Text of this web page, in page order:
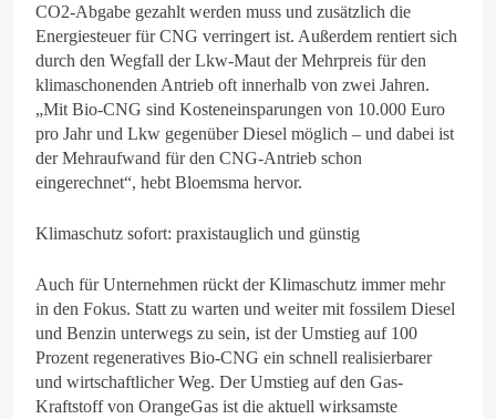
CO2-Abgabe gezahlt werden muss und zusätzlich die
Energiesteuer für CNG verringert ist. Außerdem rentiert sich
durch den Wegfall der Lkw-Maut der Mehrpreis für den
klimaschonenden Antrieb oft innerhalb von zwei Jahren.
„Mit Bio-CNG sind Kosteneinsparungen von 10.000 Euro
pro Jahr und Lkw gegenüber Diesel möglich – und dabei ist
der Mehraufwand für den CNG-Antrieb schon
eingerechnet“, hebt Bloemsma hervor.
Klimaschutz sofort: praxistauglich und günstig
Auch für Unternehmen rückt der Klimaschutz immer mehr
in den Fokus. Statt zu warten und weiter mit fossilem Diesel
und Benzin unterwegs zu sein, ist der Umstieg auf 100
Prozent regeneratives Bio-CNG ein schnell realisierbarer
und wirtschaftlicher Weg. Der Umstieg auf den Gas-
Kraftstoff von OrangeGas ist die aktuell wirksamste